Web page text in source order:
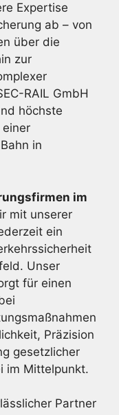
Expertise
ab – von
über die
zur
RAIL GmbH
höchste
in
im
mit unserer
ein
Unser
für einen
Präzision
gesetzlicher
im Mittelpunkt.
Partner